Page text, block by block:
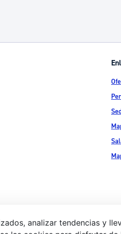
analizar tendencias y